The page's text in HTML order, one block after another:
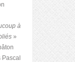
à
»
Pascal